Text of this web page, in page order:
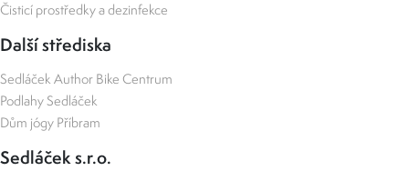
Čisticí prostředky a dezinfekce
Další střediska
Sedláček Author Bike Centrum
Podlahy Sedláček
Dům jógy Příbram
Sedláček s.r.o.